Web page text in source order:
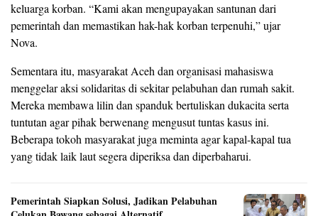
keluarga korban. “Kami akan mengupayakan santunan dari
pemerintah dan memastikan hak-hak korban terpenuhi,” ujar
Nova.
Sementara itu, masyarakat Aceh dan organisasi mahasiswa
menggelar aksi solidaritas di sekitar pelabuhan dan rumah sakit.
Mereka membawa lilin dan spanduk bertuliskan dukacita serta
tuntutan agar pihak berwenang mengusut tuntas kasus ini.
Beberapa tokoh masyarakat juga meminta agar kapal-kapal tua
yang tidak laik laut segera diperiksa dan diperbaharui.
Pemerintah Siapkan Solusi, Jadikan Pelabuhan